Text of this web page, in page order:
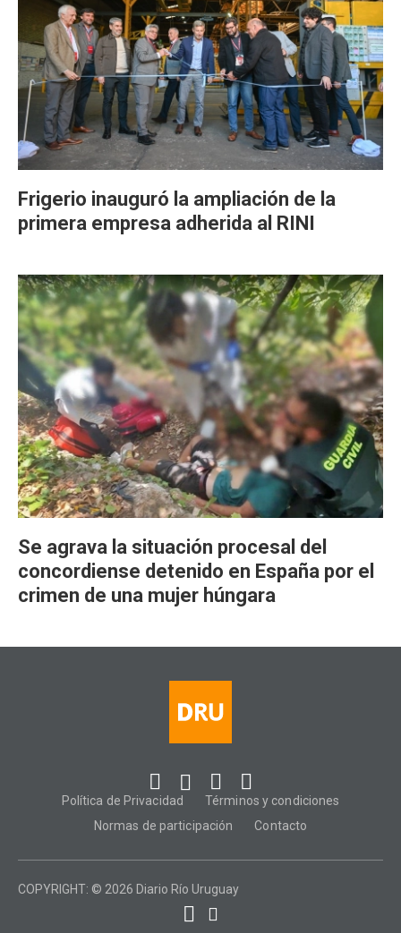
Frigerio inauguró la ampliación de la
primera empresa adherida al RINI
Se agrava la situación procesal del
concordiense detenido en España por el
crimen de una mujer húngara
Política de Privacidad
Términos y condiciones
Normas de participación
Contacto
COPYRIGHT: © 2026 Diario Río Uruguay